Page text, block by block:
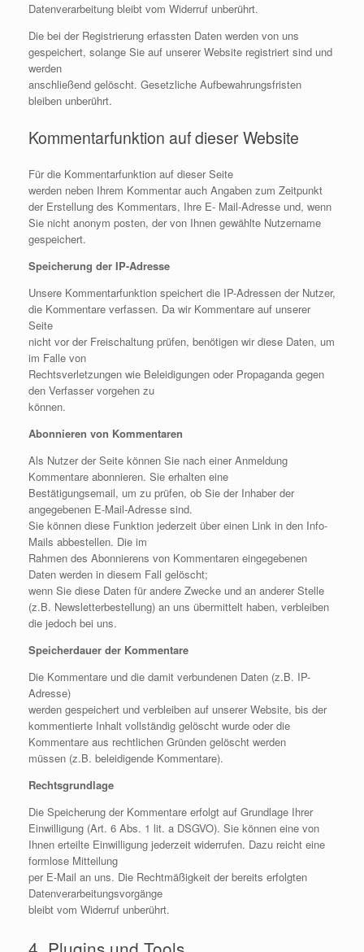
Datenverarbeitung bleibt vom Widerruf unberührt.
Die bei der Registrierung erfassten Daten werden von uns
gespeichert, solange Sie auf unserer Website registriert sind und
werden
anschließend gelöscht. Gesetzliche Aufbewahrungsfristen
bleiben unberührt.
Kommentarfunktion auf dieser Website
Für die Kommentarfunktion auf dieser Seite
werden neben Ihrem Kommentar auch Angaben zum Zeitpunkt
der Erstellung des Kommentars, Ihre E- Mail-Adresse und, wenn
Sie nicht anonym posten, der von Ihnen gewählte Nutzername
gespeichert.
Speicherung der IP-Adresse
Unsere Kommentarfunktion speichert die IP-Adressen der Nutzer,
die Kommentare verfassen. Da wir Kommentare auf unserer
Seite
nicht vor der Freischaltung prüfen, benötigen wir diese Daten, um
im Falle von
Rechtsverletzungen wie Beleidigungen oder Propaganda gegen
den Verfasser vorgehen zu
können.
Abonnieren von Kommentaren
Als Nutzer der Seite können Sie nach einer Anmeldung
Kommentare abonnieren. Sie erhalten eine
Bestätigungsemail, um zu prüfen, ob Sie der Inhaber der
angegebenen E-Mail-Adresse sind.
Sie können diese Funktion jederzeit über einen Link in den Info-
Mails abbestellen. Die im
Rahmen des Abonnierens von Kommentaren eingegebenen
Daten werden in diesem Fall gelöscht;
wenn Sie diese Daten für andere Zwecke und an anderer Stelle
(z.B. Newsletterbestellung) an uns übermittelt haben, verbleiben
die jedoch bei uns.
Speicherdauer der Kommentare
Die Kommentare und die damit verbundenen Daten (z.B. IP-
Adresse)
werden gespeichert und verbleiben auf unserer Website, bis der
kommentierte Inhalt vollständig gelöscht wurde oder die
Kommentare aus rechtlichen Gründen gelöscht werden
müssen (z.B. beleidigende Kommentare).
Rechtsgrundlage
Die Speicherung der Kommentare erfolgt auf Grundlage Ihrer
Einwilligung (Art. 6 Abs. 1 lit. a DSGVO). Sie können eine von
Ihnen erteilte Einwilligung jederzeit widerrufen. Dazu reicht eine
formlose Mitteilung
per E-Mail an uns. Die Rechtmäßigkeit der bereits erfolgten
Datenverarbeitungsvorgänge
bleibt vom Widerruf unberührt.